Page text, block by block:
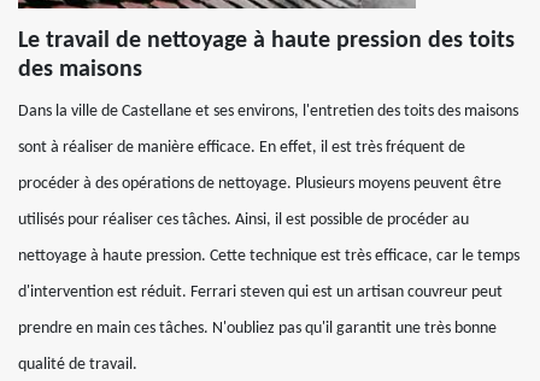
Le travail de nettoyage à haute pression des toits
des maisons
Dans la ville de Castellane et ses environs, l'entretien des toits des maisons
sont à réaliser de manière efficace. En effet, il est très fréquent de
procéder à des opérations de nettoyage. Plusieurs moyens peuvent être
utilisés pour réaliser ces tâches. Ainsi, il est possible de procéder au
nettoyage à haute pression. Cette technique est très efficace, car le temps
d'intervention est réduit. Ferrari steven qui est un artisan couvreur peut
prendre en main ces tâches. N'oubliez pas qu'il garantit une très bonne
qualité de travail.